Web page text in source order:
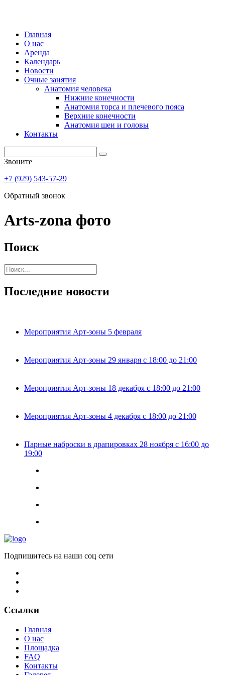
Главная
О нас
Аренда
Календарь
Новости
Очные занятия
Анатомия человека
Нижние конечности
Анатомия торса и плечевого пояса
Верхние конечности
Анатомия шеи и головы
Контакты
Звоните
+7 (929) 543-57-29
Обратный звонок
Arts-zona фото
Поиск
Последние новости
Мероприятия Арт-зоны 5 февраля
Мероприятия Арт-зоны 29 января с 18:00 до 21:00
Мероприятия Арт-зоны 18 декабря с 18:00 до 21:00
Мероприятия Арт-зоны 4 декабря с 18:00 до 21:00
Парные наброски в драпировках 28 ноября с 16:00 до
19:00
Подпишитесь на наши соц сети
Ссылки
Главная
О нас
Площадка
FAQ
Контакты